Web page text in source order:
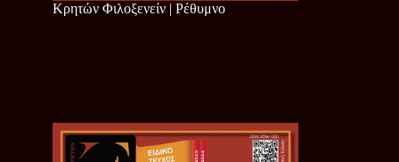
Κρητών Φιλοξενείν | Ρέθυμνο